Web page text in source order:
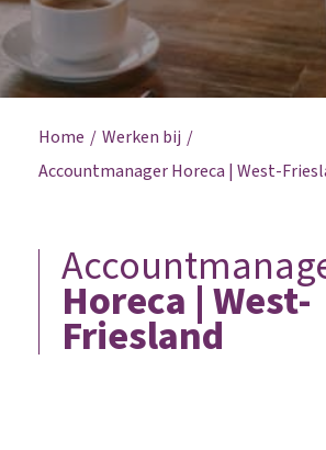
Home
Werken bij
Accountmanager Horeca | West-
Horeca | West-
Friesland